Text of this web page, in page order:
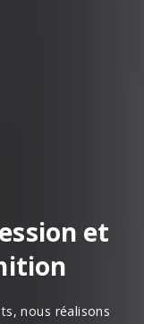
et
nous réalisons